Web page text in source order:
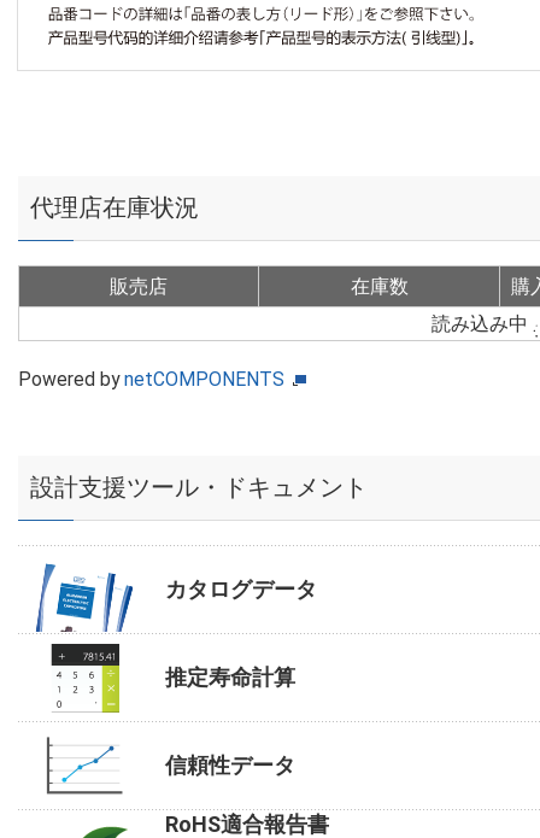
代理店在庫状況
販売店 在庫数
購
読み込み中
Powered bynetCOMPONENTS
設計支援ツール・ドキュメント
カタログデータ
推定寿命計算
信頼性データ
RoHS適合報告書